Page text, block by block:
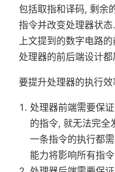
包括取指和译码, 剩余
指令并改变处理器状
上文提到的数字电路
处理器的前后端设计
要提升处理器的执行
处理器前端需要保
的指令, 就无法完全
一条指令的执行都
能力将影响所有指